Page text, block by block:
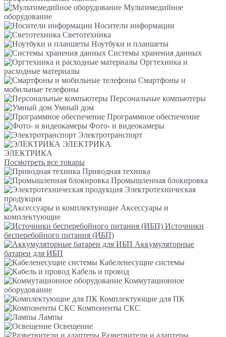
Мультимедийное
оборудование
Носители информации
Светотехника
Ноутбуки и планшеты
Системы хранения данных
Оргтехника и
расходные материалы
Смартфоны и
мобильные телефоны
Персональные компьютеры
Умный дом
Программное обеспечение
Фото- и видеокамеры
Электротранспорт
ЭЛЕКТРИКА
ЭЛЕКТРИКА
Посмотреть все товары
Приводная техника
Промышленная блокировка
Электротехническая
продукция
Аксессуары и
комплектующие
Источники
бесперебойного питания (ИБП)
Аккумуляторные
батареи для ИБП
Кабеленесущие системы
Кабель и провод
Коммутационное
оборудование
Комплектующие для ПК
Компоненты СКС
Лампы
Освещение
Разветвители и адаптеры